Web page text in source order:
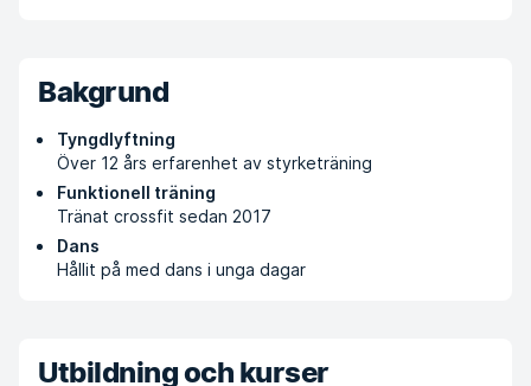
Bakgrund
Tyngdlyftning
Över 12 års erfarenhet av styrketräning
Funktionell träning
Tränat crossfit sedan 2017
Dans
Hållit på med dans i unga dagar
Utbildning och kurser